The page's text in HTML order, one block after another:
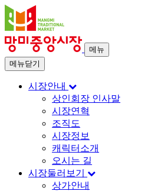
메뉴
메뉴닫기
시장안내
상인회장 인사말
시장연혁
조직도
시장정보
캐릭터소개
오시는 길
시장둘러보기
상가안내